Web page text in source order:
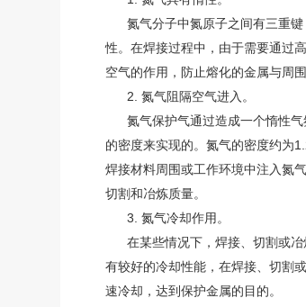
氮气分子中氮原子之间有三重键
性。在焊接过程中，由于需要通过
空气的作用，防止熔化的金属与周
2. 氮气阻隔空气进入。
氮气保护气通过造成一个惰性气
的密度来实现的。氮气的密度约为
焊接材料周围或工作环境中注入氮
切割和冶炼质量。
3. 氮气冷却作用。
在某些情况下，焊接、切割或冶
有较好的冷却性能，在焊接、切割
速冷却，达到保护金属的目的。